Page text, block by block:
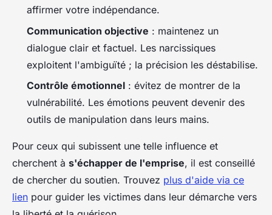
affirmer votre indépendance.
Communication objective : maintenez un
dialogue clair et factuel. Les narcissiques
exploitent l'ambiguïté ; la précision les déstabilise.
Contrôle émotionnel : évitez de montrer de la
vulnérabilité. Les émotions peuvent devenir des
outils de manipulation dans leurs mains.
Pour ceux qui subissent une telle influence et
cherchent à s'échapper de l'emprise, il est conseillé
de chercher du soutien. Trouvez plus d'aide via ce
lien pour guider les victimes dans leur démarche vers